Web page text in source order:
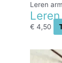
Leren
€ 4,50